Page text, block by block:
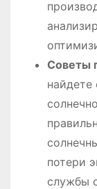
Советы
потери
службы